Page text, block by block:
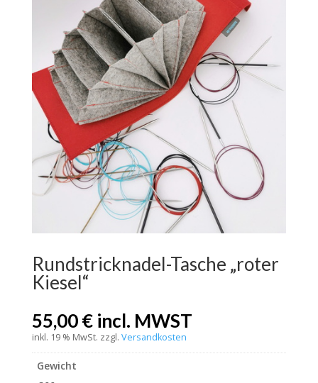
Rundstricknadel-Tasche „roter
Kiesel“
55,00€ incl. MWST
inkl. 19 % MwSt. zzgl. Versandkosten
Gewicht